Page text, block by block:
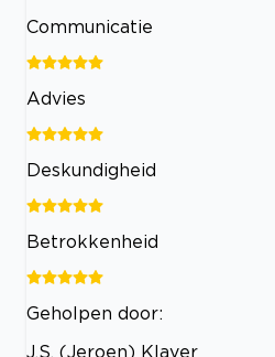
Communicatie
Advies
Deskundigheid
Betrokkenheid
Geholpen door:
J.S. (Jeroen) Klaver